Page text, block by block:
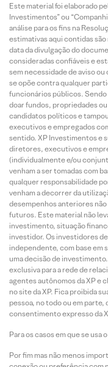
Este material foi elaborado
Investimentos” ou
análise para os fins na
estimativas aqui contidas
data da divulgação do
consideradas confiáveis e
sem necessidade de aviso ou
se opõe contra qualquer
funcionários públicos. Sendo
doar fundos, propriedades
candidatos políticos e
executivos e empregados
sentido. XP Investimentos e
diretores, executivos e
(individualmente e/ou
venham a ser tomadas com
qualquer responsabilidade
venham a decorrer da
desempenhos anteriores
futuros. Este material não
investimento, situação
investidor. Os investidores
independente, com base em
uma decisão de
exclusiva para a rede de
agentes autônomos da XP e
no site da XP. Fica proibida
pessoa, no todo ou em
consentimento expresso da
Para os casos em que se usa
Por fim mas não menos